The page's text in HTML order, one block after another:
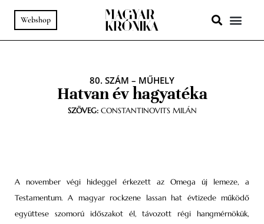
Webshop
80. SZÁM – MŰHELY
Hatvan év hagyatéka
SZÖVEG:CONSTANTINOVITS MILÁN
A november végi hideggel érkezett az Omega új lemeze, a
Testamentum. A magyar rockzene lassan hat évtizede működő
együttese szomorú időszakot él, távozott régi hangmérnökük,